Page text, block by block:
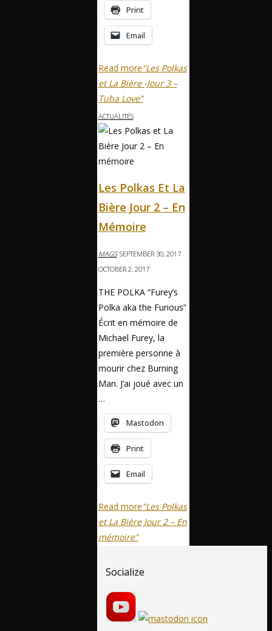
Print
Email
Read more"Les Polkas
et La Bière -Jour 3 –
Tuba Love"
ACTUALITÉS
Les Polkas Et La
Bière Jour 2 – En
Mémoire
MAGS SEPTEMBER 30, 2017
OCTOBER 2, 2017
THE POLKA “Furey’s
Polka aka the Furious”
Écrit en mémoire de
Michael Furey, la
première personne à
mourir chez Burning
Man. J’ai joué avec un
…
Mastodon
Print
Email
Read more"Les Polkas
et La Bière Jour 2 – En
mémoire"
Socialize